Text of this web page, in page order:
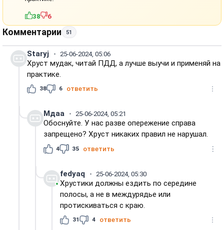
38 6
Комментарии 51
Staryj 25-06-2024, 05:06
Хруст мудак, читай ПДД, а лучше выучи и применяй на
практике.
38 6 ответить
Мдаа 25-06-2024, 05:21
Обоснуйте. У нас разве опережение справа
запрещено? Хруст никаких правил не нарушал.
4 35 ответить
fedyaq 25-06-2024, 05:30
Хрустики должны ездить по середине
полосы, а не в междурядье или
протискиваться с краю.
31 4 ответить